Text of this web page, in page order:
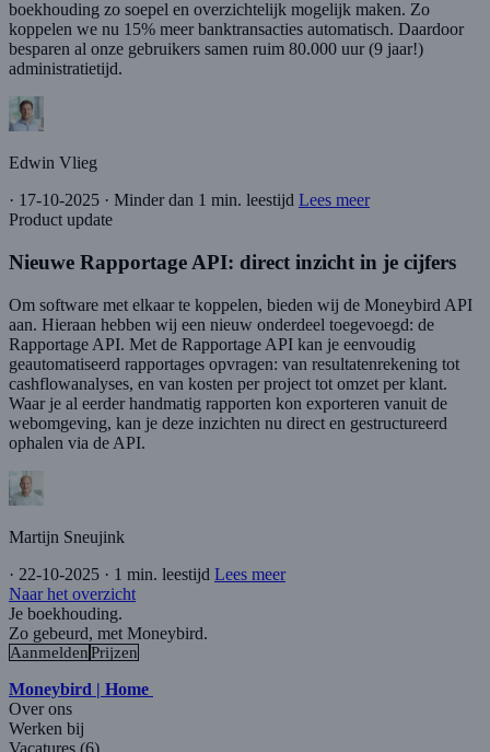
boekhouding zo soepel en overzichtelijk mogelijk maken. Zo
koppelen we nu 15% meer banktransacties automatisch. Daardoor
besparen al onze gebruikers samen ruim 80.000 uur (9 jaar!)
administratietijd.
Edwin Vlieg
· 17-10-2025 · Minder dan 1 min. leestijd Lees meer
Product update
Nieuwe Rapportage API: direct inzicht in je cijfers
Om software met elkaar te koppelen, bieden wij de Moneybird API
aan. Hieraan hebben wij een nieuw onderdeel toegevoegd: de
Rapportage API. Met de Rapportage API kan je eenvoudig
geautomatiseerd rapportages opvragen: van resultatenrekening tot
cashflowanalyses, en van kosten per project tot omzet per klant.
Waar je al eerder handmatig rapporten kon exporteren vanuit de
webomgeving, kan je deze inzichten nu direct en gestructureerd
ophalen via de API.
Martijn Sneujink
· 22-10-2025 · 1 min. leestijd Lees meer
Naar het overzicht